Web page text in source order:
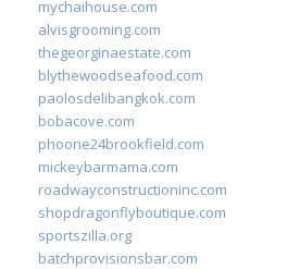
mychaihouse.com
alvisgrooming.com
thegeorginaestate.com
blythewoodseafood.com
paolosdelibangkok.com
bobacove.com
phoone24brookfield.com
mickeybarmama.com
roadwayconstructioninc.com
shopdragonflyboutique.com
sportszilla.org
batchprovisionsbar.com